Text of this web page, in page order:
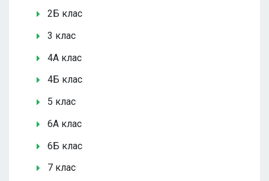
2Б клас
3 клас
4А клас
4Б клас
5 клас
6А клас
6Б клас
7 клас